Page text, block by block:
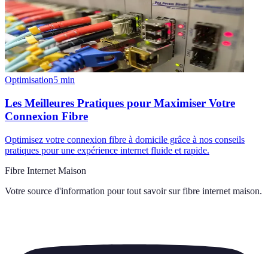
Optimisation5 min
Les Meilleures Pratiques pour Maximiser Votre
Connexion Fibre
Optimisez votre connexion fibre à domicile grâce à nos conseils
pratiques pour une expérience internet fluide et rapide.
Fibre Internet Maison
Votre source d'information pour tout savoir sur fibre internet maison.